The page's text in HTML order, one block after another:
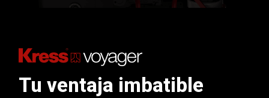
Tu ventaja imbatible